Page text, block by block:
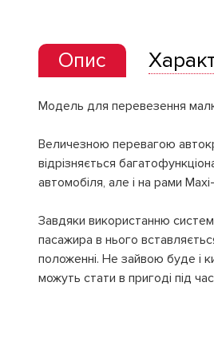
Опис
Модель для перевезення
Величезною перевагою
відрізняється
автомобіля, але і на рами
Завдяки використанню
пасажира в нього
положенні. Не зайвою буде і
можуть стати в пригоді під